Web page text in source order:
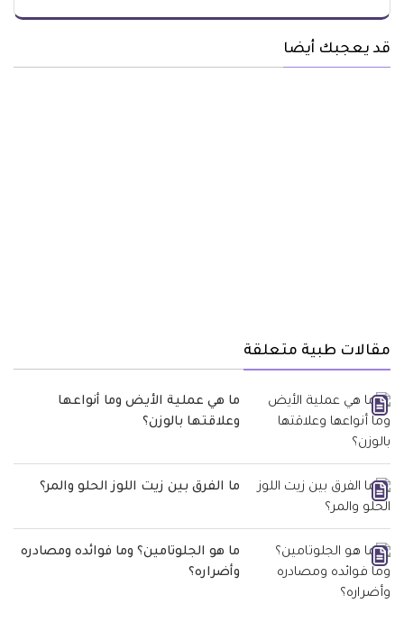
قد يعجبك أيضا
مقالات طبية متعلقة
ما هي عملية الأيض وما أنواعها
وعلاقتها بالوزن؟
ما الفرق بين زيت اللوز الحلو والمر؟
ما هو الجلوتامين؟ وما فوائده ومصادره
وأضراره؟